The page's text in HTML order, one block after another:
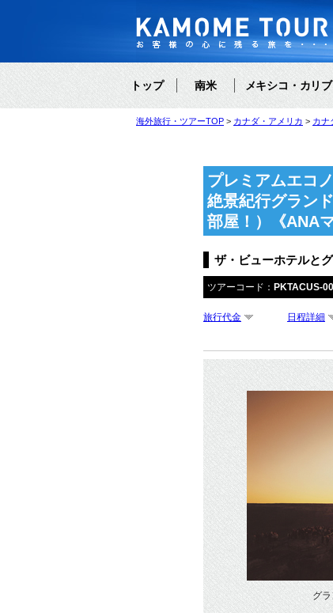
トップ 南米 メキシコ・カリブ
海外旅行・ツアーTOP カナダ・アメリカ カナ
プレミアムエコ
絶景紀行グラン
部屋！）《ANA
ザ・ビューホテルと
ツアーコード： PKTACUS-
旅行代金 日程詳細
グ